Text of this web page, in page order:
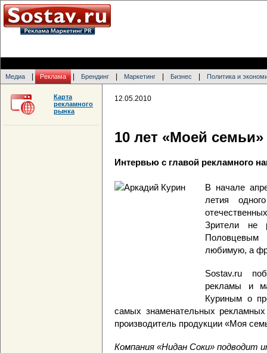
Медиа Реклама Брендинг Маркетинг Бизнес Политика и
12.05.2010
10 лет «Моей семьи»
Интервью с главой рекламного
В начале
летия
Зрители не
любимую, а
Sostav.ru
рекламы и
Куриным о
самых знаменательных
производитель продукции «Моя
Компания «Нидан Соки» подводит
Карта
рекламного
рынка